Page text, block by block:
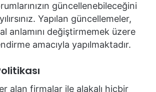
güncellenebileceğini
Yapılan güncellemeler,
anlamını değiştirmemek üzere
amacıyla yapılmaktadır.
alan firmalar ile alakalı hiçbir